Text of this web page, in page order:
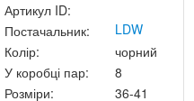
Артикул ID:
Постачальник:
LDW
Колір:
чорний
У коробці пар:
8
Розміри:
36-41